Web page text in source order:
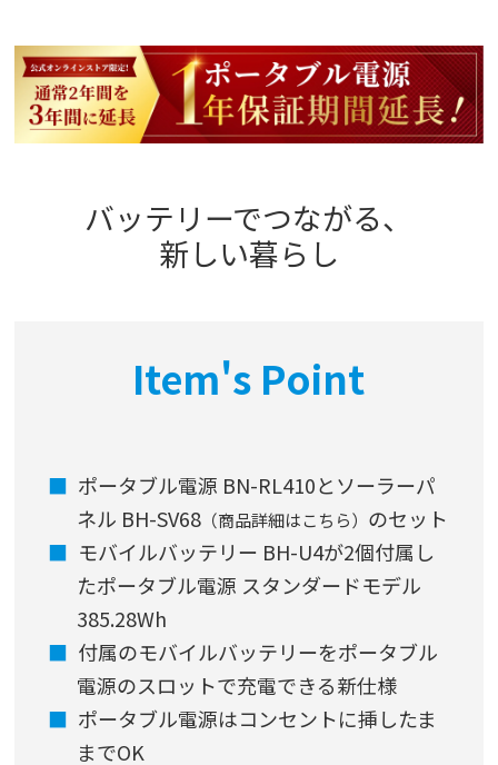
バッテリーでつながる、
新しい暮らし
Item's Point
ポータブル電源 BN-RL410とソーラーパ
ネル BH-SV68（商品詳細はこちら） のセット
モバイルバッテリー BH-U4が2個付属し
たポータブル電源 スタンダードモデル
385.28Wh
付属のモバイルバッテリーをポータブル
電源のスロットで充電できる新仕様
ポータブル電源はコンセントに挿したま
までOK